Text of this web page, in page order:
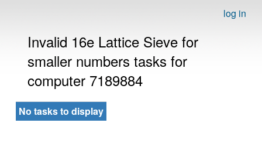
log in
Invalid 16e Lattice Sieve for
smaller numbers tasks for
computer 7189884
No tasks to display